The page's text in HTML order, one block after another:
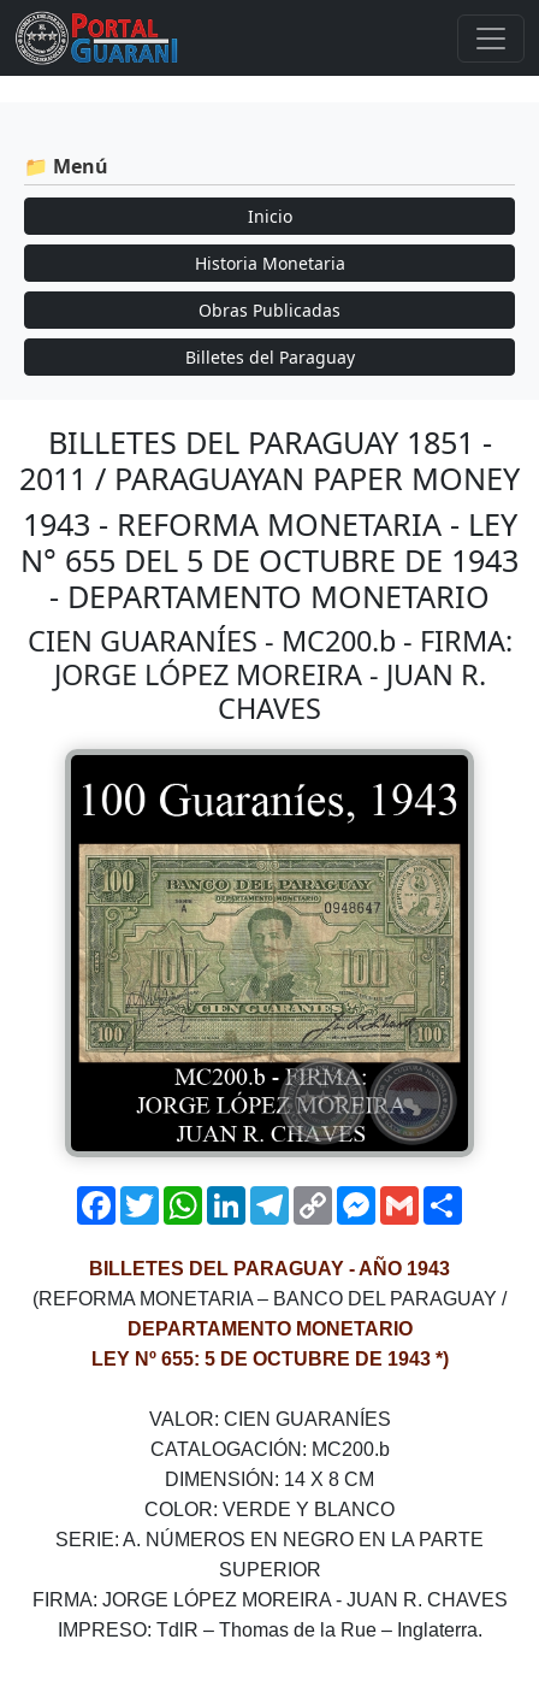
📁 Menú
Inicio
Historia Monetaria
Obras Publicadas
Billetes del Paraguay
BILLETES DEL PARAGUAY 1851 -
2011 / PARAGUAYAN PAPER MONEY
1943 - REFORMA MONETARIA - LEY
N° 655 DEL 5 DE OCTUBRE DE 1943
- DEPARTAMENTO MONETARIO
CIEN GUARANÍES - MC200.b - FIRMA:
JORGE LÓPEZ MOREIRA - JUAN R.
CHAVES
Facebook
TwitterWhatsApp
LinkedInTelegram
Copy
Link
Messenger
Gmail
BILLETES DEL PARAGUAY - AÑO 1943
(REFORMA MONETARIA – BANCO DEL PARAGUAY /
DEPARTAMENTO MONETARIO
LEY Nº 655: 5 DE OCTUBRE DE 1943 *)
VALOR­: CIEN GUARANÍES
CATALOGACIÓN­: MC200.b
DIMENSIÓN: 14 X 8 CM
COLOR: VERDE Y BLANCO
SERIE: A. NÚMEROS EN NEGRO EN LA PARTE
SUPERIOR
FIRMA: JORGE LÓPEZ MOREIRA - JUAN R. CHAVES
IMPRESO: TdlR – Thomas de la Rue – Inglaterra.